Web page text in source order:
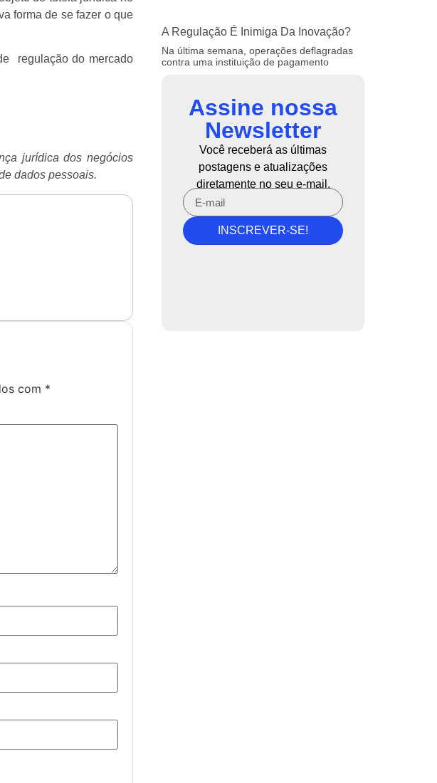
forma de se fazer o que
regulação do mercado
jurídica dos negócios
dados pessoais.
com *
A Regulação É Inimiga Da Inovação?
Na última semana, operações deflagradas
contra uma instituição de pagamento
Assine nossa
Newsletter
Você receberá as últimas
postagens e atualizações
diretamente no seu e-mail.
INSCREVER-SE!